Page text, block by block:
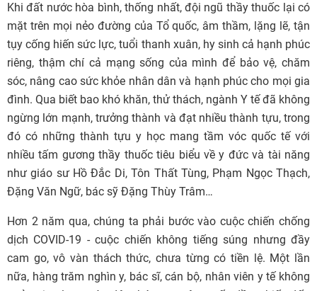
Khi đất nước hòa bình, thống nhất, đội ngũ thầy thuốc lại có
mặt trên mọi nẻo đường của Tổ quốc, âm thầm, lặng lẽ, tận
tụy cống hiến sức lực, tuổi thanh xuân, hy sinh cả hạnh phúc
riêng, thậm chí cả mạng sống của mình để bảo vệ, chăm
sóc, nâng cao sức khỏe nhân dân và hạnh phúc cho mọi gia
đình. Qua biết bao khó khăn, thử thách, ngành Y tế đã không
ngừng lớn mạnh, trưởng thành và đạt nhiều thành tựu, trong
đó có những thành tựu y học mang tầm vóc quốc tế với
nhiều tấm gương thầy thuốc tiêu biểu về y đức và tài năng
như giáo sư Hồ Đắc Di, Tôn Thất Tùng, Phạm Ngọc Thạch,
Đặng Văn Ngữ, bác sỹ Đặng Thùy Trâm…
Hơn 2 năm qua, chúng ta phải bước vào cuộc chiến chống
dịch COVID-19 - cuộc chiến không tiếng súng nhưng đầy
cam go, vô vàn thách thức, chưa từng có tiền lệ. Một lần
nữa, hàng trăm nghìn y, bác sĩ, cán bộ, nhân viên y tế không